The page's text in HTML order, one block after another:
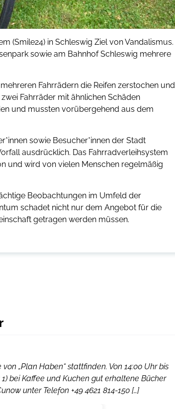
(Smile24) in Schleswig Ziel von Vandalismus.
sowie am Bahnhof Schleswig mehrere
Fahrrädern die Reifen zerstochen und
Fahrräder mit ähnlichen Schäden
und mussten vorübergehend aus dem
sowie Besucher*innen der Stadt
ausdrücklich. Das Fahrradverleihsystem
und wird von vielen Menschen regelmäßig
Beobachtungen im Umfeld der
schadet nicht nur dem Angebot für die
getragen werden müssen.
„Plan Haben“ stattfinden. Von 14:00 Uhr bis
bei Kaffee und Kuchen gut erhaltene Bücher
unter Telefon +49 4621 814-150 […]